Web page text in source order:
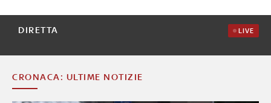
DIRETTA LIVE
CRONACA: ULTIME NOTIZIE